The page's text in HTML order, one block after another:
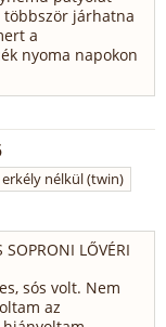
többször járhatna
a
nyoma napokon
nélkül (twin)
SOPRONI LŐVÉRI
sós volt. Nem
az